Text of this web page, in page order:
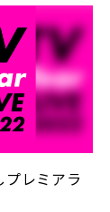
プレミアラ